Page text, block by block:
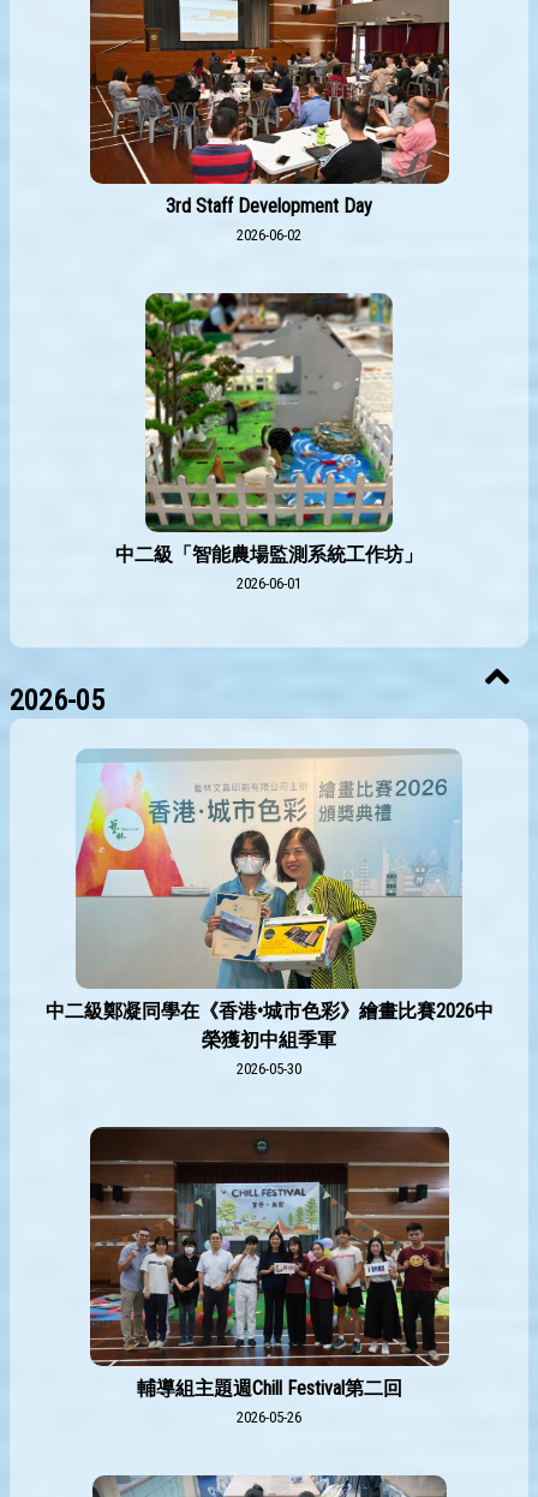
3rd Staff Development Day
2026-06-02
中二級「智能農場監測系統工作坊」
2026-06-01
2026-05
中二級鄭凝同學在《香港•城市色彩》繪畫比賽2026中
榮獲初中組季軍
2026-05-30
輔導組主題週Chill Festival第二回
2026-05-26